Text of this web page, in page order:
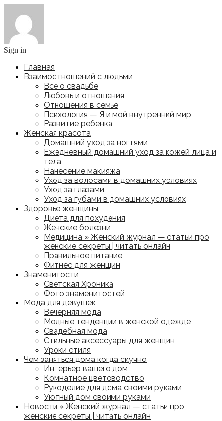
Sign in
Главная
Взаимоотношений с людьми
Все о свадьбе
Любовь и отношения
Отношения в семье
Психология — Я и мой внутренний мир
Развитие ребенка
Женская красота
Домашний уход за ногтями
Ежедневный домашний уход за кожей лица и
тела
Нанесение макияжа
Уход за волосами в домашних условиях
Уход за глазами
Уход за губами в домашних условиях
Здоровье женщины
Диета для похудения
Женские болезни
Медицина » Женский журнал — статьи про
женские секреты | читать онлайн
Правильное питание
Фитнес для женщин
Знаменитости
Светская Хроника
Фото знаменитостей
Мода для девушек
Вечерняя мода
Модные тенденции в женской одежде
Свадебная мода
Стильные аксессуары для женщин
Уроки стиля
Чем заняться дома когда скучно
Интерьер вашего дом
Комнатное цветоводство
Рукоделие для дома своими руками
Уютный дом своими руками
Новости » Женский журнал — статьи про
женские секреты | читать онлайн